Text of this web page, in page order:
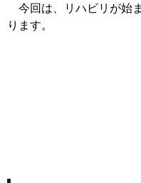
今回は、リハビリが始
ります。